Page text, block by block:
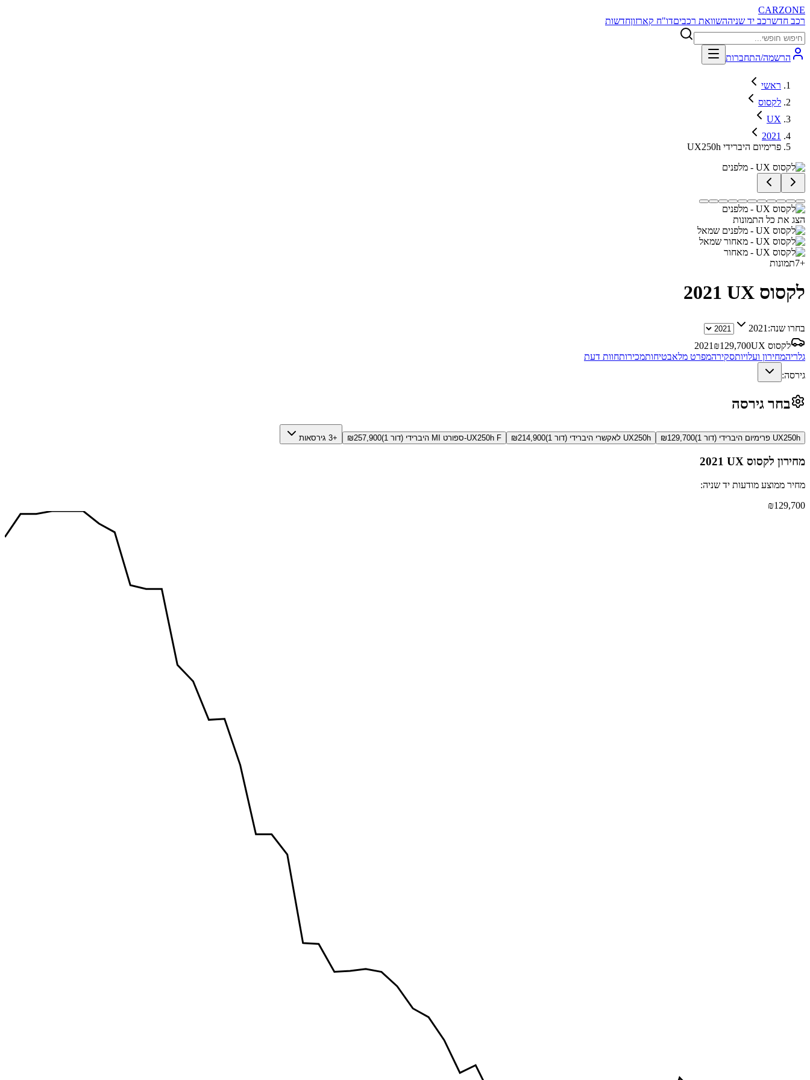
CARZONE
רכב חדשרכב יד שניההשוואת רכביםדו"ח קארזוןחדשות
הרשמה/התחברות
ראשי
לקסוס
UX
2021
UX250h פרימיום היברידי
הצג את כל התמונות
+
7תמונות
לקסוס UX 2021
בחרו שנה: 2021
לקסוס UX
2021 ₪129,700
גלריהמחירון ועלויותסקירהמפרט מלאבטיחותמכירותחוות דעת
גירסה:
בחר גירסה
UX250h פרימיום היברידי (דור 1) ₪129,700 UX250h לאקשרי היברידי (דור 1) ₪214,900 UX250h F-ספורט MI היברידי (דור 1) ₪257,900 +3 גירסאות
מחירון לקסוס UX 2021
מחיר ממוצע מודעות יד שניה:
₪129,700